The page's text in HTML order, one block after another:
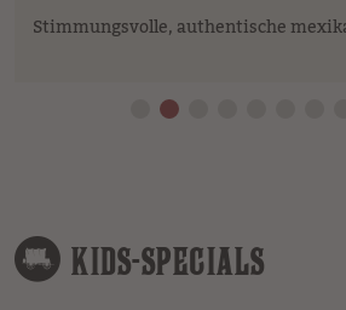
Stimmungsvolle, authentische
KIDS-SPECIALS